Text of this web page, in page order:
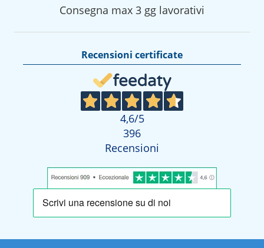
Consegna max 3 gg lavorativi
Recensioni certificate
4,6/5
396
Recensioni